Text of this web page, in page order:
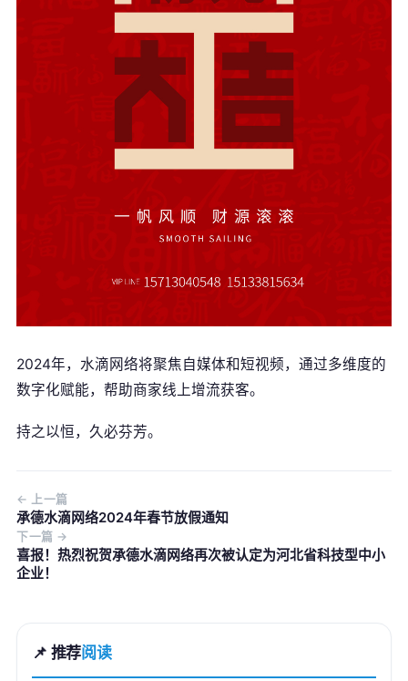
2024年，水滴网络将聚焦自媒体和短视频，通过多维度的
数字化赋能，帮助商家线上增流获客。
持之以恒，久必芬芳。
← 上一篇
承德水滴网络2024年春节放假通知
下一篇 →
喜报！热烈祝贺承德水滴网络再次被认定为河北省科技型中小
企业！
📌 推荐阅读
公司名称 *
联系人 *